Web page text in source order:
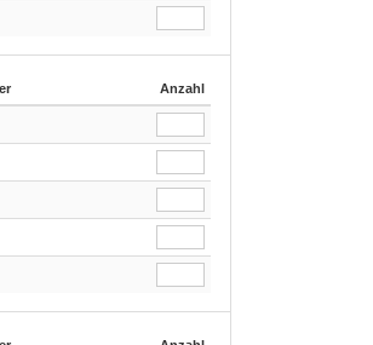
Anzahl